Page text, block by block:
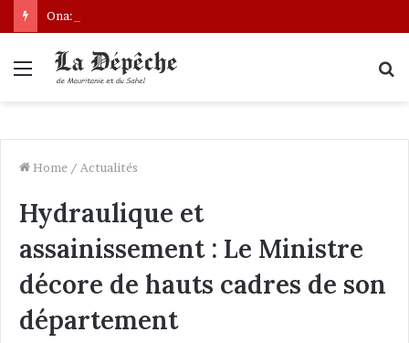
Ona: le nouveau bâtonnier installé
Menu
Home / Actualités
Hydraulique et
assainissement : Le Ministre
décore de hauts cadres de son
département